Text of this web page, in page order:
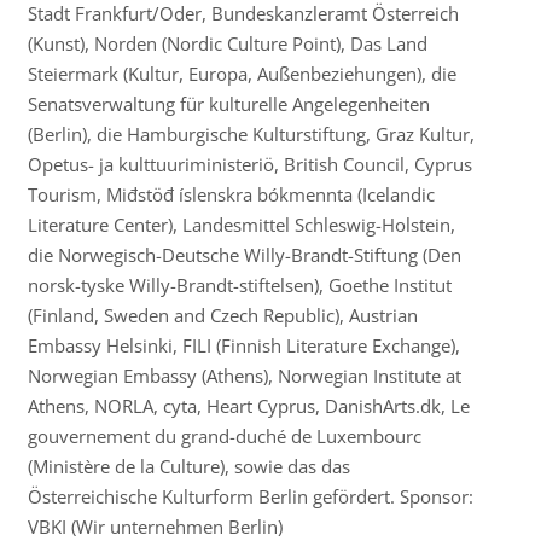
Stadt Frankfurt/Oder, Bundeskanzleramt Österreich
(Kunst), Norden (Nordic Culture Point), Das Land
Steiermark (Kultur, Europa, Außenbeziehungen), die
Senatsverwaltung für kulturelle Angelegenheiten
(Berlin), die Hamburgische Kulturstiftung, Graz Kultur,
Opetus- ja kulttuuriministeriö, British Council, Cyprus
Tourism, Miđstöđ íslenskra bókmennta (Icelandic
Literature Center), Landesmittel Schleswig-Holstein,
die Norwegisch-Deutsche Willy-Brandt-Stiftung (Den
norsk-tyske Willy-Brandt-stiftelsen), Goethe Institut
(Finland, Sweden and Czech Republic), Austrian
Embassy Helsinki, FILI (Finnish Literature Exchange),
Norwegian Embassy (Athens), Norwegian Institute at
Athens, NORLA, cyta, Heart Cyprus, DanishArts.dk, Le
gouvernement du grand-duché de Luxembourc
(Ministère de la Culture), sowie das das
Österreichische Kulturform Berlin gefördert. Sponsor:
VBKI (Wir unternehmen Berlin)